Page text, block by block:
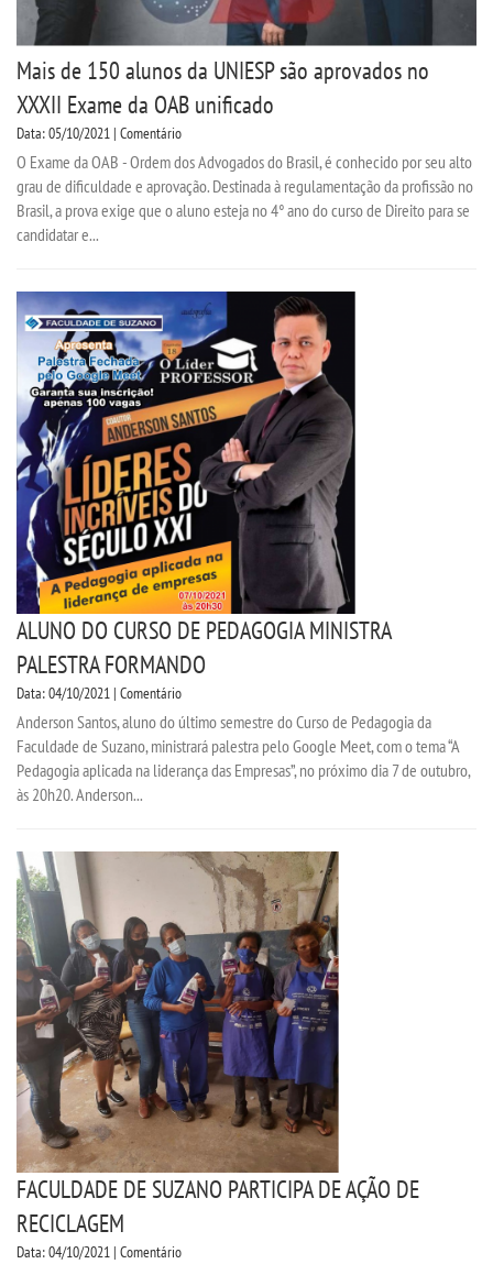
TIP - PEDAGOGIA
LOGIN
WEBMAIL
PORTAL DE PROFESSORES/ACADÊMICO
UNIESP
CONTATO
FALE CONOSCO
IMPRENSA
TRABALHE CONOSCO
OUVIDORIA
Mais de 150 alunos da UNIESP são aprovados no
XXXII Exame da OAB unificado
Data: 05/10/2021 | Comentário
O Exame da OAB - Ordem dos Advogados do Brasil, é conhecido por seu alto
grau de dificuldade e aprovação. Destinada à regulamentação da profissão no
Brasil, a prova exige que o aluno esteja no 4° ano do curso de Direito para se
candidatar e...
ALUNO DO CURSO DE PEDAGOGIA MINISTRA
PALESTRA FORMANDO
Data: 04/10/2021 | Comentário
Anderson Santos, aluno do último semestre do Curso de Pedagogia da
Faculdade de Suzano, ministrará palestra pelo Google Meet, com o tema “A
Pedagogia aplicada na liderança das Empresas”, no próximo dia 7 de outubro,
às 20h20. Anderson...
FACULDADE DE SUZANO PARTICIPA DE AÇÃO DE
RECICLAGEM
Data: 04/10/2021 | Comentário